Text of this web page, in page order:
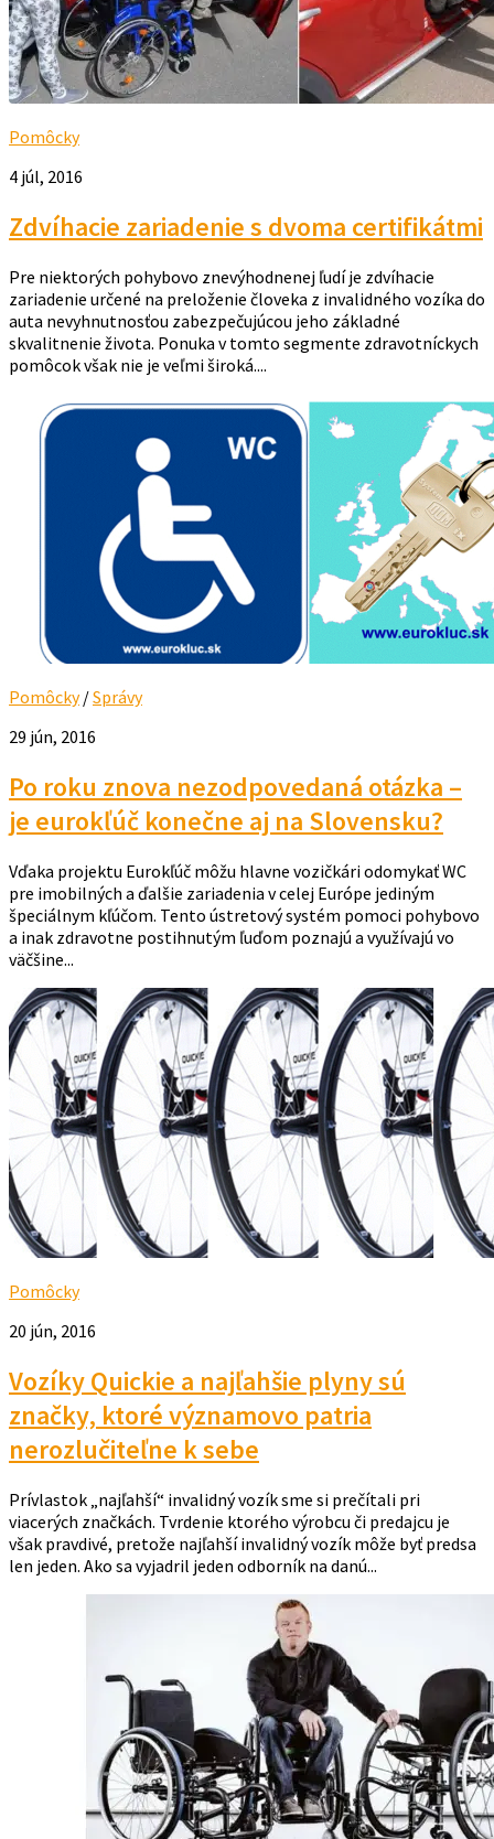
Pomôcky
4 júl, 2016
Zdvíhacie zariadenie s dvoma certifikátmi
Pre niektorých pohybovo znevýhodnenej ľudí je zdvíhacie
zariadenie určené na preloženie človeka z invalidného vozíka do
auta nevyhnutnosťou zabezpečujúcou jeho základné
skvalitnenie života. Ponuka v tomto segmente zdravotníckych
pomôcok však nie je veľmi široká....
Pomôcky/Správy
29 jún, 2016
Po roku znova nezodpovedaná otázka –
je eurokľúč konečne aj na Slovensku?
Vďaka projektu Eurokľúč môžu hlavne vozičkári odomykať WC
pre imobilných a ďalšie zariadenia v celej Európe jediným
špeciálnym kľúčom. Tento ústretový systém pomoci pohybovo
a inak zdravotne postihnutým ľuďom poznajú a využívajú vo
väčšine...
Pomôcky
20 jún, 2016
Vozíky Quickie a najľahšie plyny sú
značky, ktoré významovo patria
nerozlučiteľne k sebe
Prívlastok „najľahší“ invalidný vozík sme si prečítali pri
viacerých značkách. Tvrdenie ktorého výrobcu či predajcu je
však pravdivé, pretože najľahší invalidný vozík môže byť predsa
len jeden. Ako sa vyjadril jeden odborník na danú...